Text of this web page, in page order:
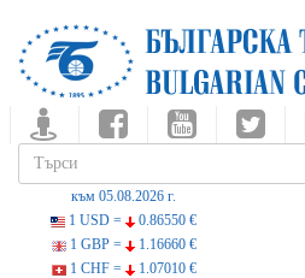
към 05.08.2026 г.
1 USD =
0.86550 €
1 GBP =
1.16660 €
1 CHF =
1.07010 €